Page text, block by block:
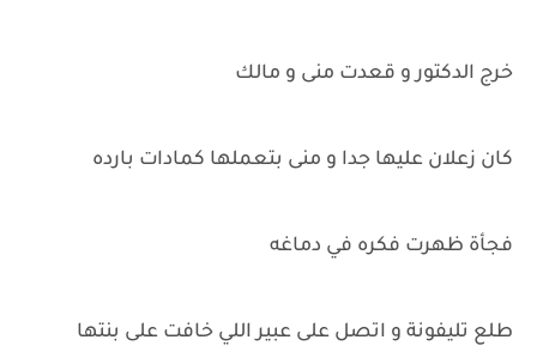
خرج الدكتور و قعدت منى و مالك
كان زعلان عليها جدا و منى بتعملها كمادات بارده
فجأة ظهرت فكره في دماغه
طلع تليفونة و اتصل على عبير اللي خافت على بنتها